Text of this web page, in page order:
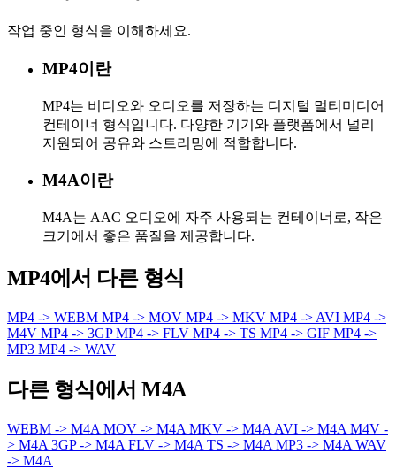
작업 중인 형식을 이해하세요.
MP4이란
MP4는 비디오와 오디오를 저장하는 디지털 멀티미디어
컨테이너 형식입니다. 다양한 기기와 플랫폼에서 널리
지원되어 공유와 스트리밍에 적합합니다.
M4A이란
M4A는 AAC 오디오에 자주 사용되는 컨테이너로, 작은
크기에서 좋은 품질을 제공합니다.
MP4에서 다른 형식
MP4 -> WEBM MP4 -> MOV MP4 -> MKV MP4 -> AVI MP4 ->
M4V MP4 -> 3GPMP4 -> FLV MP4 -> TS MP4 -> GIF MP4 ->
MP3 MP4 -> WAV
다른 형식에서 M4A
WEBM -> M4A MOV -> M4A MKV -> M4A AVI -> M4A M4V -
> M4A 3GP -> M4A FLV -> M4A TS -> M4A MP3 -> M4A WAV
-> M4A